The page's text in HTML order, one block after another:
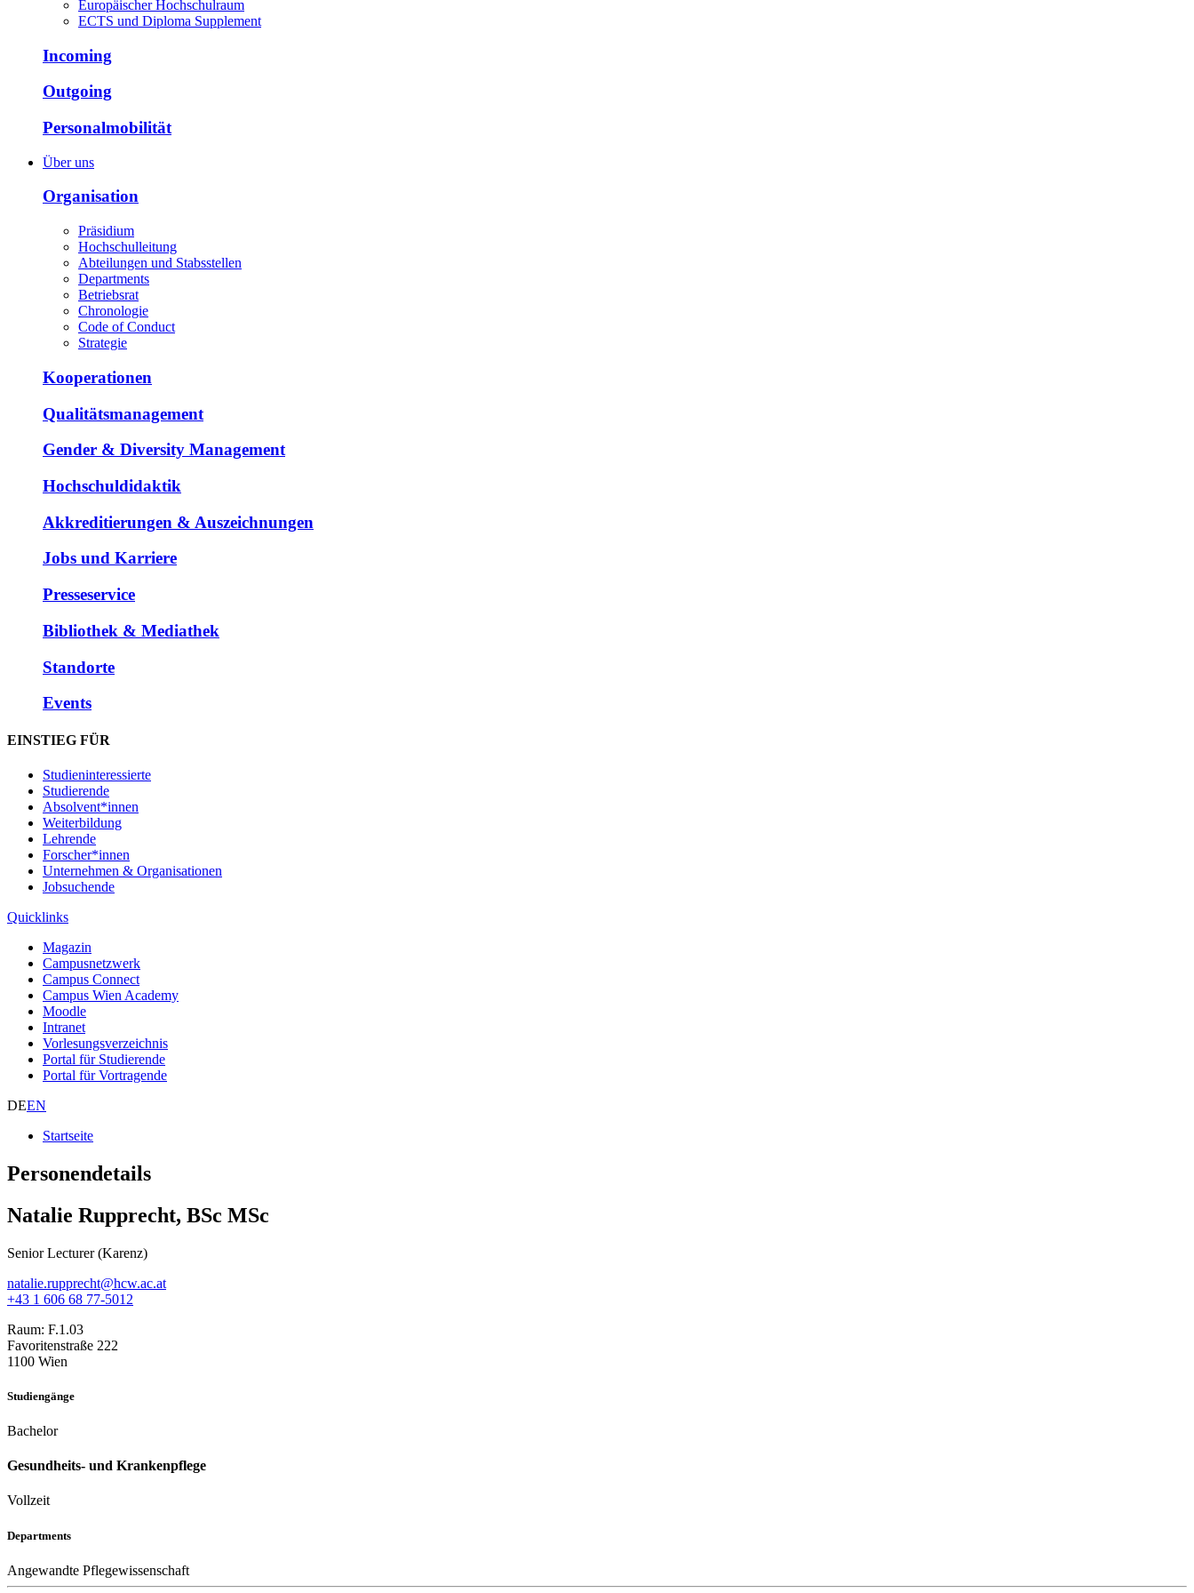
Europäischer Hochschulraum
ECTS und Diploma Supplement
Incoming
Outgoing
Personalmobilität
Über uns
Organisation
Präsidium
Hochschulleitung
Abteilungen und Stabsstellen
Departments
Betriebsrat
Chronologie
Code of Conduct
Strategie
Kooperationen
Qualitätsmanagement
Gender & Diversity Management
Hochschuldidaktik
Akkreditierungen & Auszeichnungen
Jobs und Karriere
Presseservice
Bibliothek & Mediathek
Standorte
Events
EINSTIEG FÜR
Studieninteressierte
Studierende
Absolvent*innen
Weiterbildung
Lehrende
Forscher*innen
Unternehmen & Organisationen
Jobsuchende
Quicklinks
Magazin
Campusnetzwerk
Campus Connect
Campus Wien Academy
Moodle
Intranet
Vorlesungsverzeichnis
Portal für Studierende
Portal für Vortragende
DEEN
Startseite
Personendetails
Natalie Rupprecht, BSc MSc
Senior Lecturer (Karenz)
natalie.rupprecht@hcw.ac.at
+43 1 606 68 77-5012
Raum: F.1.03
Favoritenstraße 222
1100 Wien
Studiengänge
Bachelor
Gesundheits- und Krankenpflege
Vollzeit
Departments
Angewandte Pflegewissenschaft